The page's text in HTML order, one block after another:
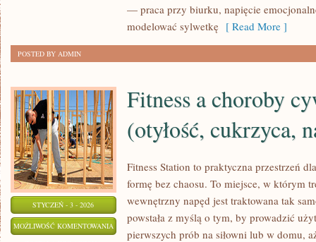
— praca przy biurku, napięcie
modelować sylwetkę [ Read More ]
POSTED BY ADMIN
STYCZEŃ - 3 - 2026
MOŻLIWOŚĆ KOMENTOWANIA FITNESS
Fitness a choroby
(otyłość, cukrzyca,
Fitness Station to praktyczna przestrzeń
formę bez chaosu. To miejsce, w którym
wewnętrzny napęd jest traktowana tak
powstała z myślą o tym, by prowadzić
pierwszych prób na siłowni lub w domu,